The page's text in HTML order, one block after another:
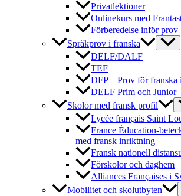
Privatlektioner
Onlinekurs med
Förberedelse inför prov
Språkprov i franska
DELF/DALF
TEF
DFP – Prov för franska
DELF Prim och Junior
Skolor med fransk profil
Lycée français Saint
France Éducation-
med fransk inriktning
Fransk nationell
Förskolor och daghem
Alliances Françaises i
Mobilitet och skolutbyten